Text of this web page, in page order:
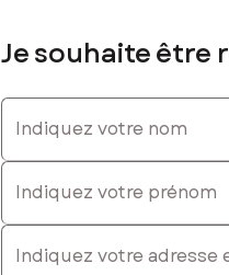
Je souhaite être
Indiquez votre nom
Indiquez votre prénom
E-mail